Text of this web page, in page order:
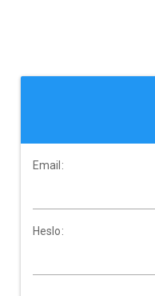
Email:
Heslo: